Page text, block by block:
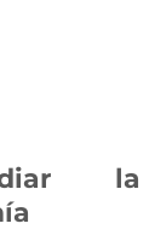
la